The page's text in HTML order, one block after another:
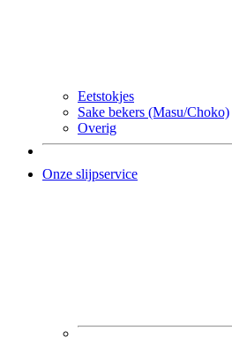
Eetstokjes
Sake bekers (Masu/Choko)
Overig
Onze slijpservice